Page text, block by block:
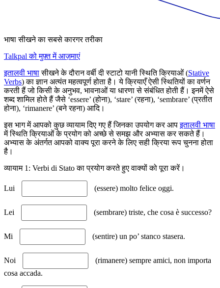
भाषा सीखने का सबसे कारगर तरीका
Talkpal को मुफ़्त में आज़माएं
इतालवी भाषासीखने के दौरान वर्बी दी स्टाटो यानी स्थिति क्रियाओं (Stative
Verbs) का ज्ञान अत्यंत महत्वपूर्ण होता है। ये क्रियाएँ ऐसी स्थितियों का वर्णन
करती हैं जो किसी के अनुभव, भावनाओं या धारणा से संबंधित होती हैं। इनमें ऐसे
शब्द शामिल होते हैं जैसे ‘essere’ (होना), ‘stare’ (रहना), ‘sembrare’ (प्रतीत
होना), ‘rimanere’ (बने रहना) आदि।
इस भाग में आपको कुछ व्यायाम दिए गए हैं जिनका उपयोग कर आपइतालवी भाषा
में स्थिति क्रियाओं के प्रयोग को अच्छे से समझ और अभ्यास कर सकते हैं।
अभ्यास के अंतर्गत आपको वाक्य पूरा करने के लिए सही क्रिया रूप चुनना होता
है।
व्यायाम 1: Verbi di Stato का प्रयोग करते हुए वाक्यों को पूरा करें।
Lui (essere) molto felice oggi.
Lei (sembrare) triste, che cosa è successo?
Mi (sentire) un po’ stanco stasera.
Noi
(rimanere) sempre amici, non importa
cosa accada.